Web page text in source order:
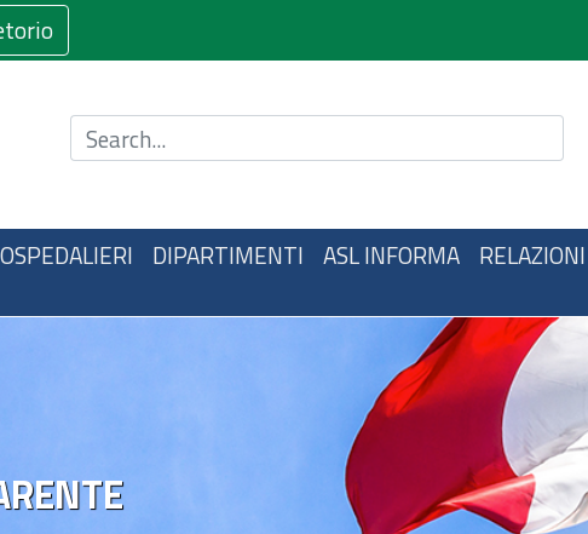
Cerca nel sito
DIPARTIMENTI ASL INFORMA